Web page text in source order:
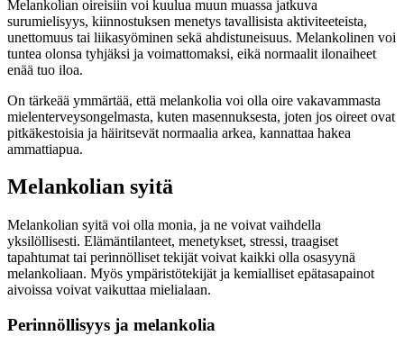
Melankolian oireisiin voi kuulua muun muassa jatkuva
surumielisyys, kiinnostuksen menetys tavallisista aktiviteeteista,
unettomuus tai liikasyöminen sekä ahdistuneisuus. Melankolinen voi
tuntea olonsa tyhjäksi ja voimattomaksi, eikä normaalit ilonaiheet
enää tuo iloa.
On tärkeää ymmärtää, että melankolia voi olla oire vakavammasta
mielenterveysongelmasta, kuten masennuksesta, joten jos oireet ovat
pitkäkestoisia ja häiritsevät normaalia arkea, kannattaa hakea
ammattiapua.
Melankolian syitä
Melankolian syitä voi olla monia, ja ne voivat vaihdella
yksilöllisesti. Elämäntilanteet, menetykset, stressi, traagiset
tapahtumat tai perinnölliset tekijät voivat kaikki olla osasyynä
melankoliaan. Myös ympäristötekijät ja kemialliset epätasapainot
aivoissa voivat vaikuttaa mielialaan.
Perinnöllisyys ja melankolia